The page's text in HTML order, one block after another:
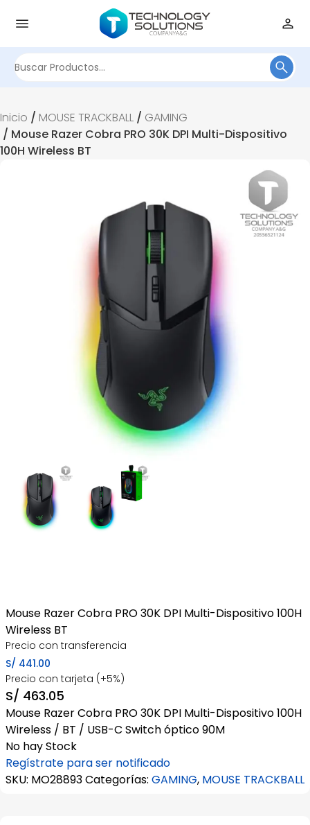
Inicio / MOUSE TRACKBALL / GAMING
/ Mouse Razer Cobra PRO 30K DPI Multi-Dispositivo
100H Wireless BT
Mouse Razer Cobra PRO 30K DPI Multi-Dispositivo 100H
Wireless BT
Precio con transferencia
S/ 441.00
Precio con tarjeta (+5%)
S/ 463.05
Mouse Razer Cobra PRO 30K DPI Multi-Dispositivo 100H
Wireless / BT / USB-C Switch óptico 90M
No hay Stock
Regístrate para ser notificado
SKU: MO28893Categorías: GAMING, MOUSE TRACKBALL